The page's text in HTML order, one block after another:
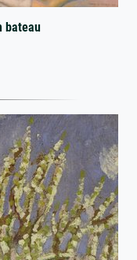
bateau